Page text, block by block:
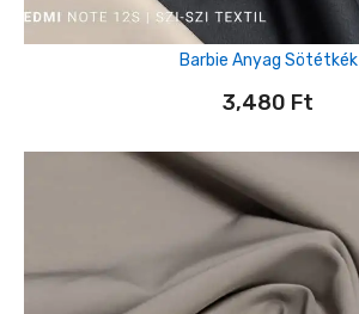
Barbie Anyag Sötétkék
3,480 Ft